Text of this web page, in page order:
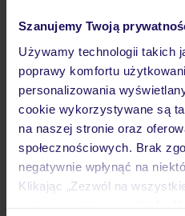
Szanujemy Twoją
Używamy technologii takich
poprawy komfortu
personalizowania
cookie wykorzystywane są
na naszej stronie oraz
społecznościowych. Brak
negatywnie wpłynąć na
Klikając „Zezwól na
Sprawdź
wariantów
Dlaczego